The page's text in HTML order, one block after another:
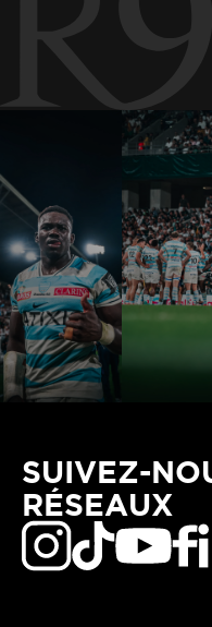
SUIVEZ-
RÉSEAUX